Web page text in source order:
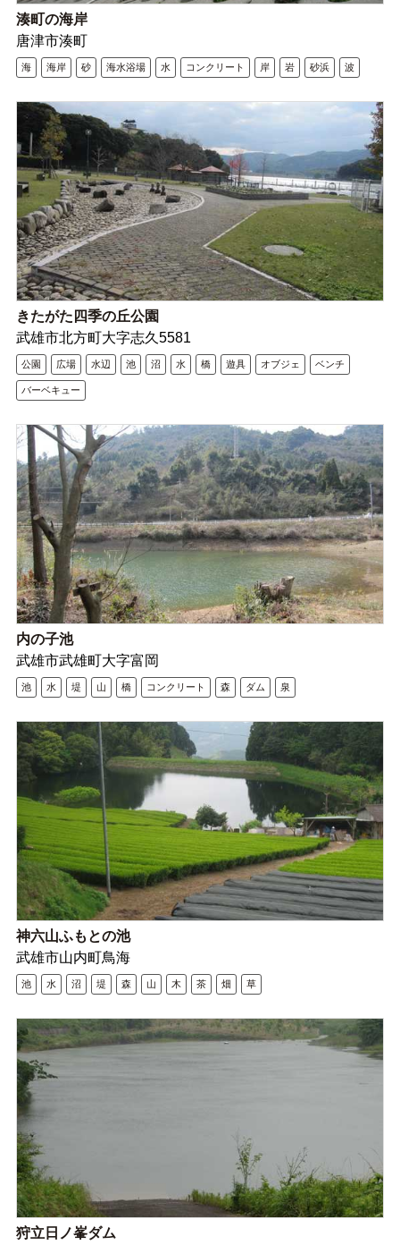
湊町の海岸
唐津市湊町
海 海岸 砂 海水浴場 水 コンクリート 岸 岩 砂浜 波
きたがた四季の丘公園
武雄市北方町大字志久5581
公園 広場 水辺 池 沼 水 橋 遊具 オブジェ ベンチ
バーベキュー
内の子池
武雄市武雄町大字富岡
池 水 堤 山 橋 コンクリート 森 ダム 泉
神六山ふもとの池
武雄市山内町鳥海
池 水 沼 堤 森 山 木 茶 畑 草
狩立日ノ峯ダム